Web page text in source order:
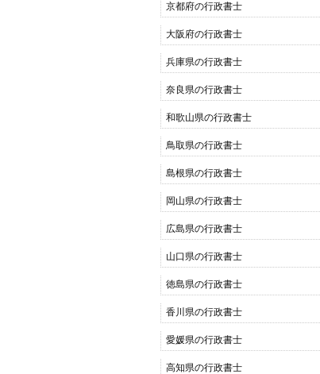
京都府の行政書士
大阪府の行政書士
兵庫県の行政書士
奈良県の行政書士
和歌山県の行政書士
鳥取県の行政書士
島根県の行政書士
岡山県の行政書士
広島県の行政書士
山口県の行政書士
徳島県の行政書士
香川県の行政書士
愛媛県の行政書士
高知県の行政書士